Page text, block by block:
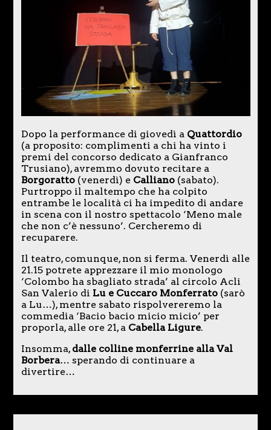
Dopo la performance di giovedì a Quattordio
(a proposito: complimenti a chi ha vinto i
premi del concorso dedicato a Gianfranco
Trusiano), avremmo dovuto recitare a
Borgoratto(venerdì) eCalliano(sabato).
Purtroppo il maltempo che ha colpito
entrambe le località ci ha impedito di andare
in scena con il nostro spettacolo ‘Meno male
che non c’è nessuno’. Cercheremo di
recuparere.
Il teatro, comunque, non si ferma. Venerdì alle
21.15 potrete apprezzare il mio monologo
‘Colombo ha sbagliato strada’ al circolo Acli
San Valerio di Lu e Cuccaro Monferrato (sarò
a Lu…), mentre sabato rispolvereremo la
commedia ‘Bacio bacio micio micio’ per
proporla, alle ore 21, a Cabella Ligure.
Insomma,dalle colline monferrine alla Val
Borbera… sperando di continuare a
divertire…